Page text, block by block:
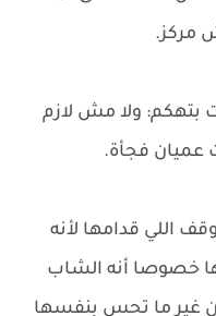
مركز.
بتهكم: ولا مش لازم
عميان فجأة.
اللي قدامها لأنه
خصوصا أنه الشاب
غير ما تحس بنفسها